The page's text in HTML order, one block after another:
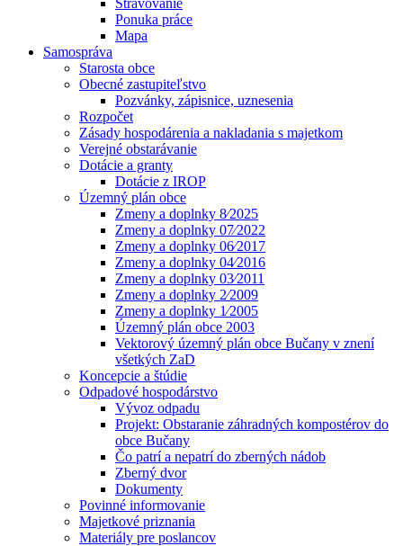
Stravovanie
Ponuka práce
Mapa
Samospráva
Starosta obce
Obecné zastupiteľstvo
Pozvánky, zápisnice, uznesenia
Rozpočet
Zásady hospodárenia a nakladania s majetkom
Verejné obstarávanie
Dotácie a granty
Dotácie z IROP
Územný plán obce
Zmeny a doplnky 8⁄2025
Zmeny a doplnky 07⁄2022
Zmeny a doplnky 06⁄2017
Zmeny a doplnky 04⁄2016
Zmeny a doplnky 03⁄2011
Zmeny a doplnky 2⁄2009
Zmeny a doplnky 1⁄2005
Územný plán obce 2003
Vektorový územný plán obce Bučany v znení
všetkých ZaD
Koncepcie a štúdie
Odpadové hospodárstvo
Vývoz odpadu
Projekt: Obstaranie záhradných kompostérov do
obce Bučany
Čo patrí a nepatrí do zberných nádob
Zberný dvor
Dokumenty
Povinné informovanie
Majetkové priznania
Materiály pre poslancov